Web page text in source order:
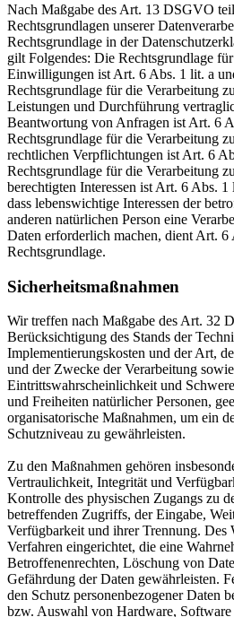
Nach Maßgabe des Art. 13 DSGVO
Rechtsgrundlagen unserer
Rechtsgrundlage in der
gilt Folgendes: Die Rechtsgrundlage
Einwilligungen ist Art. 6 Abs. 1 lit. a
Rechtsgrundlage für die Verarbeitung
Leistungen und Durchführung
Beantwortung von Anfragen ist Art. 6
Rechtsgrundlage für die Verarbeitung
rechtlichen Verpflichtungen ist Art. 6
Rechtsgrundlage für die Verarbeitung
berechtigten Interessen ist Art. 6 Abs.
dass lebenswichtige Interessen der
anderen natürlichen Person eine
Daten erforderlich machen, dient Art.
Rechtsgrundlage.
Sicherheitsmaßnahmen
Wir treffen nach Maßgabe des Art. 32
Berücksichtigung des Stands der
Implementierungskosten und der Art,
und der Zwecke der Verarbeitung
Eintrittswahrscheinlichkeit und
und Freiheiten natürlicher Personen,
organisatorische Maßnahmen, um ein
Schutzniveau zu gewährleisten.
Zu den Maßnahmen gehören
Vertraulichkeit, Integrität und
Kontrolle des physischen Zugangs zu
betreffenden Zugriffs, der Eingabe,
Verfügbarkeit und ihrer Trennung. Des
Verfahren eingerichtet, die eine
Betroffenenrechten, Löschung von
Gefährdung der Daten gewährleisten.
den Schutz personenbezogener Daten
bzw. Auswahl von Hardware, Software